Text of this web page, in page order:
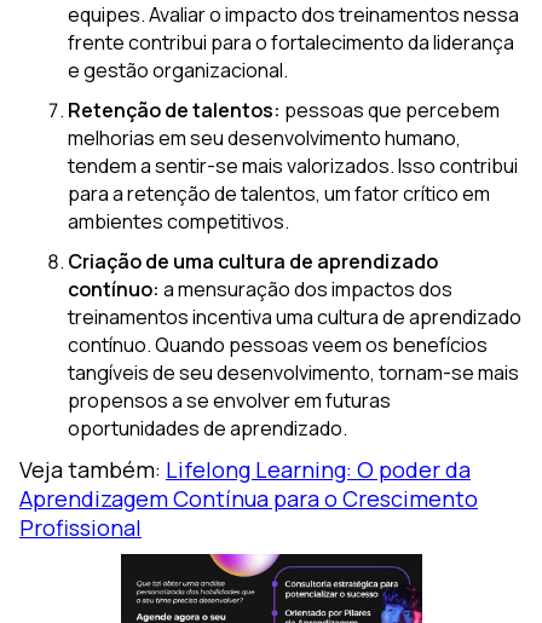
equipes. Avaliar o impacto dos treinamentos nessa
frente contribui para o fortalecimento da liderança
e gestão organizacional.
Retenção de talentos: pessoas que percebem
melhorias em seu desenvolvimento humano,
tendem a sentir-se mais valorizados. Isso contribui
para a retenção de talentos, um fator crítico em
ambientes competitivos.
Criação de uma cultura de aprendizado
contínuo: a mensuração dos impactos dos
treinamentos incentiva uma cultura de aprendizado
contínuo. Quando pessoas veem os benefícios
tangíveis de seu desenvolvimento, tornam-se mais
propensos a se envolver em futuras
oportunidades de aprendizado.
Veja também: Lifelong Learning: O poder da
Aprendizagem Contínua para o Crescimento
Profissional